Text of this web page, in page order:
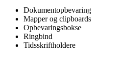
Dokumentopbevaring
Mapper og clipboards
Opbevaringsbokse
Ringbind
Tidsskriftholdere